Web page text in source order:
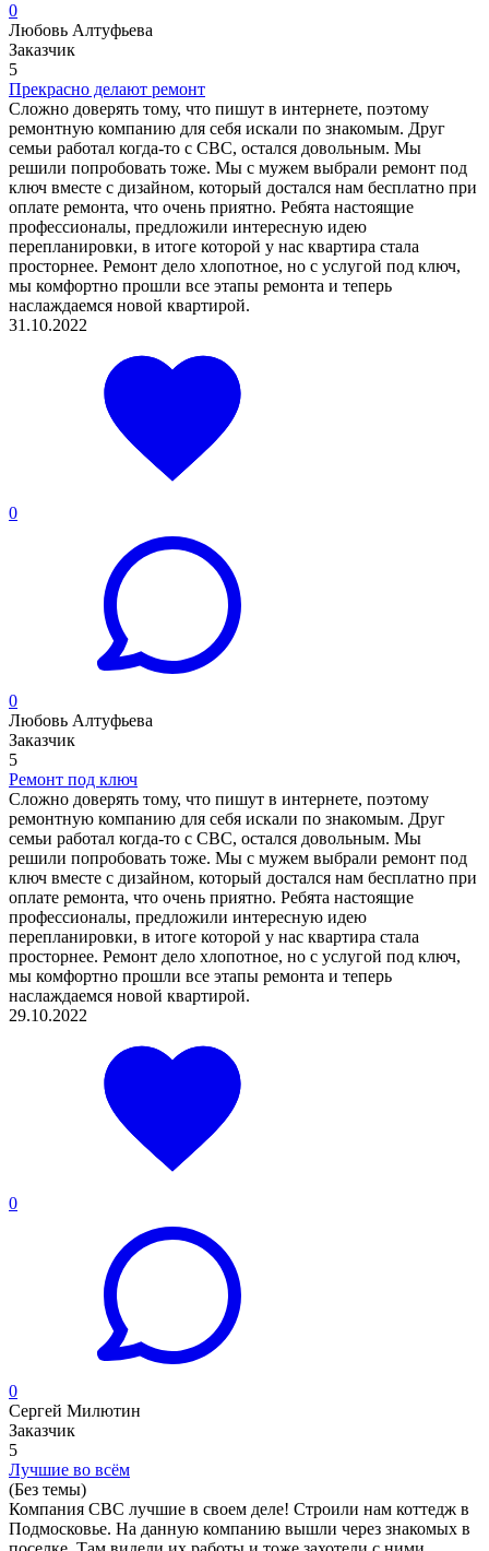
0
Любовь Алтуфьева
Заказчик
5
Прекрасно делают ремонт
Сложно доверять тому, что пишут в интернете, поэтому
ремонтную компанию для себя искали по знакомым. Друг
семьи работал когда-то с CBC, остался довольным. Мы
решили попробовать тоже. Мы с мужем выбрали ремонт под
ключ вместе с дизайном, который достался нам бесплатно при
оплате ремонта, что очень приятно. Ребята настоящие
профессионалы, предложили интересную идею
перепланировки, в итоге которой у нас квартира стала
просторнее. Ремонт дело хлопотное, но с услугой под ключ,
мы комфортно прошли все этапы ремонта и теперь
наслаждаемся новой квартирой.
31.10.2022
0
0
Любовь Алтуфьева
Заказчик
5
Ремонт под ключ
Сложно доверять тому, что пишут в интернете, поэтому
ремонтную компанию для себя искали по знакомым. Друг
семьи работал когда-то с CBC, остался довольным. Мы
решили попробовать тоже. Мы с мужем выбрали ремонт под
ключ вместе с дизайном, который достался нам бесплатно при
оплате ремонта, что очень приятно. Ребята настоящие
профессионалы, предложили интересную идею
перепланировки, в итоге которой у нас квартира стала
просторнее. Ремонт дело хлопотное, но с услугой под ключ,
мы комфортно прошли все этапы ремонта и теперь
наслаждаемся новой квартирой.
29.10.2022
0
0
Сергей Милютин
Заказчик
5
Лучшие во всём
(Без темы)
Компания CBC лучшие в своем деле! Строили нам коттедж в
Подмосковье. На данную компанию вышли через знакомых в